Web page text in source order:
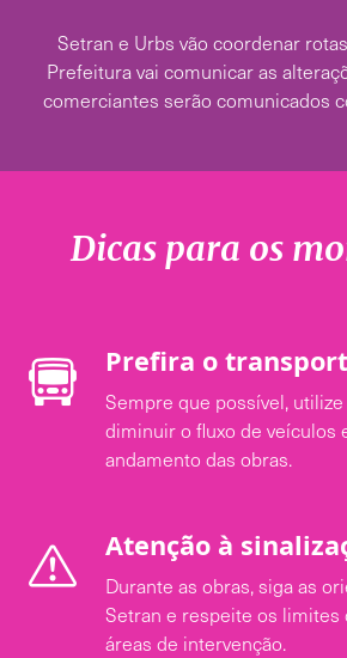
Setran e Urbs vão coordenar
Prefeitura vai comunicar as
comerciantes serão comunicados
Dicas para os
Prefira o
Sempre que possível,
diminuir o fluxo de veículos
andamento das obras.
Atenção à
Durante as obras, siga as
Setran e respeite os limites
áreas de intervenção.